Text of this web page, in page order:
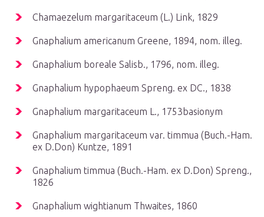
Chamaezelum margaritaceum (L.) Link, 1829
Gnaphalium americanum Greene, 1894, nom. illeg.
Gnaphalium boreale Salisb., 1796, nom. illeg.
Gnaphalium hypophaeum Spreng. ex DC., 1838
Gnaphalium margaritaceum L., 1753basionym
Gnaphalium margaritaceum var. timmua (Buch.-Ham.
ex D.Don) Kuntze, 1891
Gnaphalium timmua (Buch.-Ham. ex D.Don) Spreng.,
1826
Gnaphalium wightianum Thwaites, 1860